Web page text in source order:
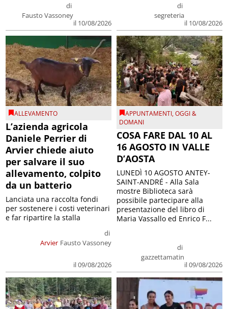
di
Fausto Vassoney
il 10/08/2026
di
segreteria
il 10/08/2026
ALLEVAMENTO
L’azienda agricola
Daniele Perrier di
Arvier chiede aiuto
per salvare il suo
allevamento, colpito
da un batterio
Arvier
di
Fausto Vassoney
il 09/08/2026
Lanciata una raccolta fondi
per sostenere i costi veterinari
e far ripartire la stalla
APPUNTAMENTI,OGGI &
DOMANI
COSA FARE DAL 10 AL
16 AGOSTO IN VALLE
D’AOSTA
di
gazzettamatin
il 09/08/2026
LUNEDÌ 10 AGOSTO ANTEY-
SAINT-ANDRÉ - Alla Sala
mostre Biblioteca sarà
possibile partecipare alla
presentazione del libro di
Maria Vassallo ed Enrico F...